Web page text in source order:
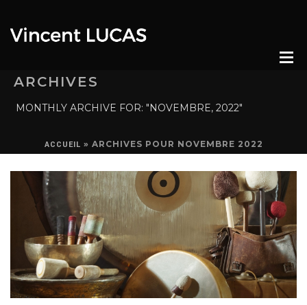
ARCHIVES
MONTHLY ARCHIVE FOR: "NOVEMBRE, 2022"
ACCUEIL » ARCHIVES POUR NOVEMBRE 2022